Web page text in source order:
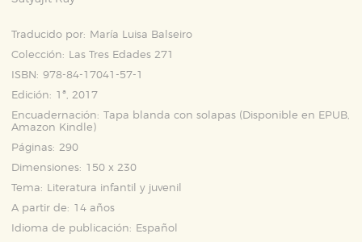
Traducido por:
María Luisa Balseiro
Colección:
Las Tres Edades 271
ISBN: 978-84-17041-57-1
Edición: 1ª, 2017
Encuadernación: Tapa blanda con solapas (Disponible en EPUB,
Amazon Kindle )
Páginas: 290
Dimensiones: 150 x 230
Tema:
Literatura infantil y juvenil
A partir de: 14 años
Idioma de publicación:
Español